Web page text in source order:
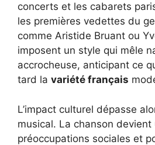
concerts et les cabarets
les premières vedettes du
comme Aristide Bruant ou
imposent un style qui mêle
accrocheuse, anticipant ce
tard la variété français
L’impact culturel dépasse
musical. La chanson
préoccupations sociales et